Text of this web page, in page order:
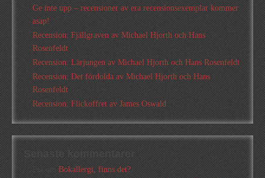
Ge inte upp – recensioner av era recensionsexemplar kommer
asap!
Recension: Fjällgraven av Michael Hjorth och Hans
Rosenfeldt
Recension: Lärjungen av Michael Hjorth och Hans Rosenfeldt
Recension: Det fördolda av Michael Hjorth och Hans
Rosenfeldt
Recension: Flickoffret av James Oswald
Senaste kommentarer
Bokallergi, finns det?